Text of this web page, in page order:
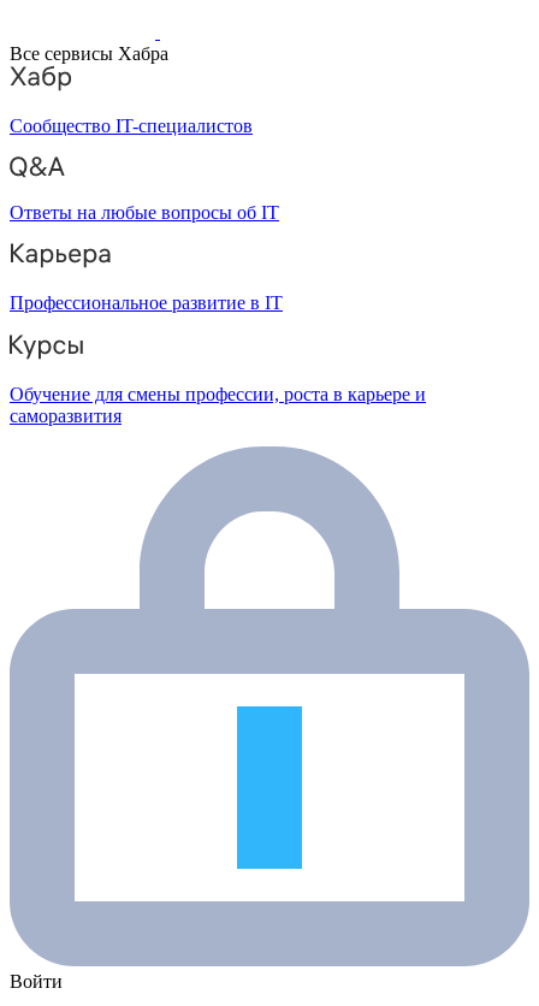
Все сервисы Хабра
Сообщество IT-специалистов
Ответы на любые вопросы об IT
Профессиональное развитие в IT
Обучение для смены профессии, роста в карьере и
саморазвития
Войти